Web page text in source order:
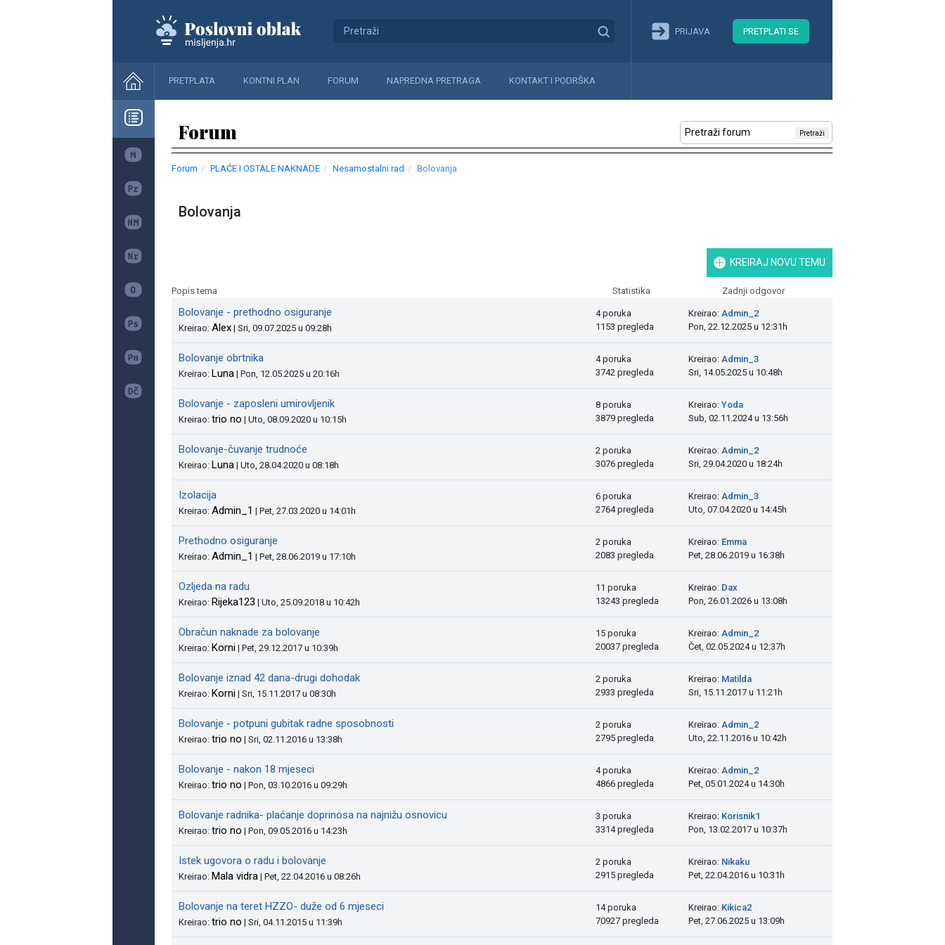
PRIJAVA PRETPLATI SE
PRETPLATA KONTNI PLAN FORUM NAPREDNA PRETRAGA KONTAKT I PODRŠKA
Forum Pretraži
Forum PLAĆE I OSTALE NAKNADE Nesamostalni rad Bolovanja
Bolovanja
KREIRAJ NOVU TEMU
Popis tema Statistika Zadnji odgovor
Bolovanje - prethodno osiguranje
Kreirao: Alex | Sri, 09.07.2025 u 09:28h
4 poruka
1153 pregleda
Kreirao: Admin_2
Pon, 22.12.2025 u 12:31h
Bolovanje obrtnika
Kreirao: Luna | Pon, 12.05.2025 u 20:16h
4 poruka
3742 pregleda
Kreirao: Admin_3
Sri, 14.05.2025 u 10:48h
Bolovanje - zaposleni umirovljenik
Kreirao: trio no | Uto, 08.09.2020 u 10:15h
8 poruka
3879 pregleda
Kreirao: Yoda
Sub, 02.11.2024 u 13:56h
Bolovanje-čuvanje trudnoće
Kreirao: Luna | Uto, 28.04.2020 u 08:18h
2 poruka
3076 pregleda
Kreirao: Admin_2
Sri, 29.04.2020 u 18:24h
Izolacija
Kreirao: Admin_1 | Pet, 27.03.2020 u 14:01h
6 poruka
2764 pregleda
Kreirao: Admin_3
Uto, 07.04.2020 u 14:45h
Prethodno osiguranje
Kreirao: Admin_1 | Pet, 28.06.2019 u 17:10h
2 poruka
2083 pregleda
Kreirao: Emma
Pet, 28.06.2019 u 16:38h
Ozljeda na radu
Kreirao: Rijeka123 | Uto, 25.09.2018 u 10:42h
11 poruka
13243 pregleda
Kreirao: Dax
Pon, 26.01.2026 u 13:08h
Obračun naknade za bolovanje
Kreirao: Korni | Pet, 29.12.2017 u 10:39h
15 poruka
20037 pregleda
Kreirao: Admin_2
Čet, 02.05.2024 u 12:37h
Bolovanje iznad 42 dana-drugi dohodak
Kreirao: Korni | Sri, 15.11.2017 u 08:30h
2 poruka
2933 pregleda
Kreirao: Matilda
Sri, 15.11.2017 u 11:21h
Bolovanje - potpuni gubitak radne sposobnosti
Kreirao: trio no | Sri, 02.11.2016 u 13:38h
2 poruka
2795 pregleda
Kreirao: Admin_2
Uto, 22.11.2016 u 10:42h
Bolovanje - nakon 18 mjeseci
Kreirao: trio no | Pon, 03.10.2016 u 09:29h
4 poruka
4866 pregleda
Kreirao: Admin_2
Pet, 05.01.2024 u 14:30h
Bolovanje radnika- plaćanje doprinosa na najnižu osnovicu
Kreirao: trio no | Pon, 09.05.2016 u 14:23h
3 poruka
3314 pregleda
Kreirao: Korisnik1
Pon, 13.02.2017 u 10:37h
Istek ugovora o radu i bolovanje
Kreirao: Mala vidra | Pet, 22.04.2016 u 08:26h
2 poruka
2915 pregleda
Kreirao: Nikaku
Pet, 22.04.2016 u 10:31h
Bolovanje na teret HZZO- duže od 6 mjeseci
Kreirao: trio no | Sri, 04.11.2015 u 11:39h
14 poruka
70927 pregleda
Kreirao: Kikica2
Pet, 27.06.2025 u 13:09h